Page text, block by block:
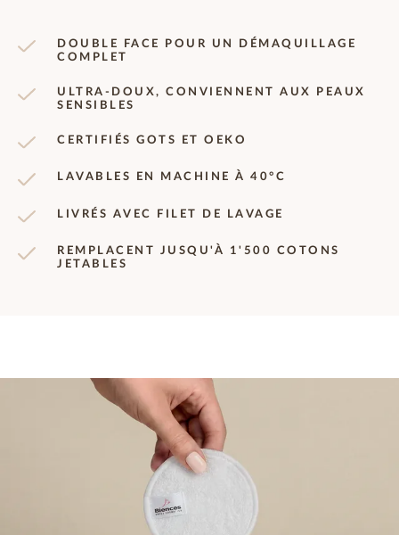
DOUBLE FACE POUR UN DÉMAQUILLAGE
COMPLET
ULTRA-DOUX, CONVIENNENT AUX PEAUX
SENSIBLES
CERTIFIÉS GOTS ET OEKO
LAVABLES EN MACHINE À 40°C
LIVRÉS AVEC FILET DE LAVAGE
REMPLACENT JUSQU'À 1'500 COTONS
JETABLES